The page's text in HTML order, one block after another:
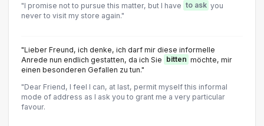
"I promise not to pursue this matter, but I have to ask you
never to visit my store again."
"Lieber Freund, ich denke, ich darf mir diese informelle
Anrede nun endlich gestatten, da ich Sie
bitten möchte, mir
einen besonderen Gefallen zu tun."
"Dear Friend, I feel I can, at last, permit myself this informal
mode of address as I ask you to grant me a very particular
favour.